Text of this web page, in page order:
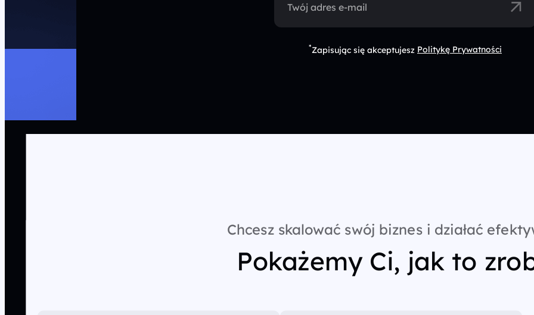
Twój adres e-mail
*Zapisując się akceptujesz Politykę Prywatności
Chcesz skalować swój biznes i działać
Pokażemy Ci, jak to